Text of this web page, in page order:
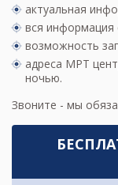
актуальная
вся информация
возможность
адреса МРТ
ночью.
Звоните - мы